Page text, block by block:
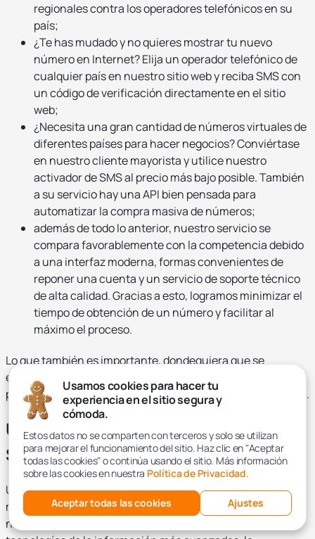
regionales contra los operadores telefónicos en su
país;
¿Te has mudado y no quieres mostrar tu nuevo
número en Internet? Elija un operador telefónico de
cualquier país en nuestro sitio web y reciba SMS con
un código de verificación directamente en el sitio
web;
¿Necesita una gran cantidad de números virtuales de
diferentes países para hacer negocios? Conviértase
en nuestro cliente mayorista y utilice nuestro
activador de SMS al precio más bajo posible. También
a su servicio hay una API bien pensada para
automatizar la compra masiva de números;
además de todo lo anterior, nuestro servicio se
compara favorablemente con la competencia debido
a una interfaz moderna, formas convenientes de
reponer una cuenta y un servicio de soporte técnico
de alta calidad. Gracias a esto, logramos minimizar el
tiempo de obtención de un número y facilitar al
máximo el proceso.
Lo que también es importante, dondequiera que se
encuentre (en Rusia, EE.UU., Europa, Asia, África), siempre
puede comprar fácilmente un número de otro país por SMS.
Un número de otro país para recibir
SMS: precios
Uno de los puntos principales de nuestra política es
mantener los precios de los servicios de SMS generator al
nivel más bajo posible. Esto es posible gracias a las
Usamos cookies para hacer tu
experiencia en el sitio segura y
cómoda.
Estos datos no se comparten con terceros y solo se utilizan
para mejorar el funcionamiento del sitio. Haz clic en "Aceptar
todas las cookies" o continúa usando el sitio. Más información
sobre las cookies en nuestra Política de Privacidad.
Aceptar todas las cookies Ajustes